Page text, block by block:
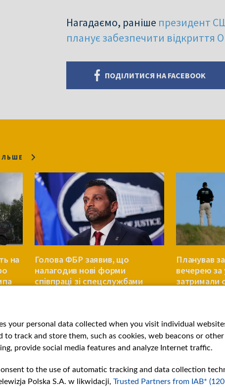
Нагадаємо, раніше президент
планує забезпечити відкриття
ПОДІЛИТИСЯ НА FACEBOOK
на
Голова ФБР заявив, що
налагодив нові форми
співпраці зі спецслужбами
Планував
вечерею за
затримали
your personal data collected when you visit individual
to track and store them, such as cookies, web beacons or
provide social media features and analyze Internet traffic.
to the use of automatic tracking and data collection
Polska S.A. w likwidacji, Trusted Partners from IAB*